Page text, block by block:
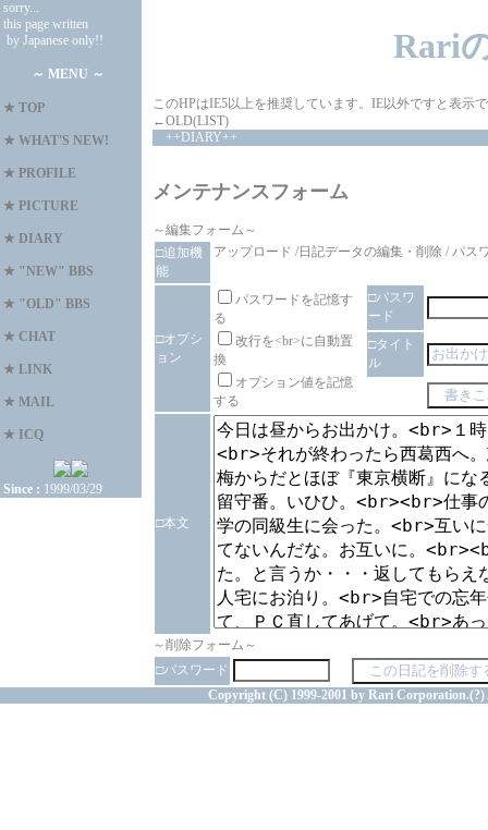
sorry...
this page written
by Japanese only!!
～ MENU ～
★ TOP
★ WHAT'S NEW!
★ PROFILE
★ PICTURE
★ DIARY
★ "NEW" BBS
★ "OLD" BBS
★ CHAT
★ LINK
★ MAIL
★ ICQ
Since : 1999/03/29
Rari
このHPはIE5以上を推奨しています。IE以外ですと表示
←OLD(LIST)
++DIARY++
メンテナンスフォーム
～編集フォーム～
□追加機
能
アップロード /日記データの編集・削除 / パス
□オプシ
ョン
パスワードを記憶す
る
改行を<br>に自動置
換
オプション値を記憶
する
□パスワ
ード
□タイト
ル
□本文
～削除フォーム～
□パスワード
Copyright (C) 1999-2001 by Rari Corporation.(?)